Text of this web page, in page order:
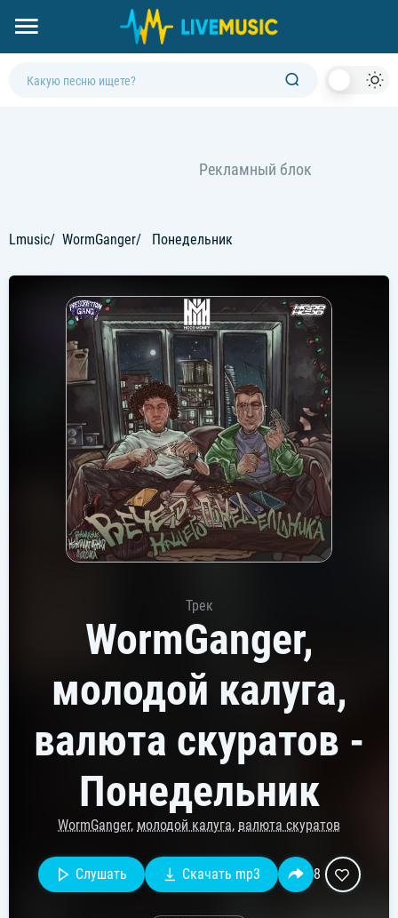
Lmusic WormGanger Понедельник
Трек
WormGanger,
молодой калуга,
валюта скуратов -
Понедельник
WormGanger, молодой калуга, валюта скуратов
Слушать Скачать mp3 8